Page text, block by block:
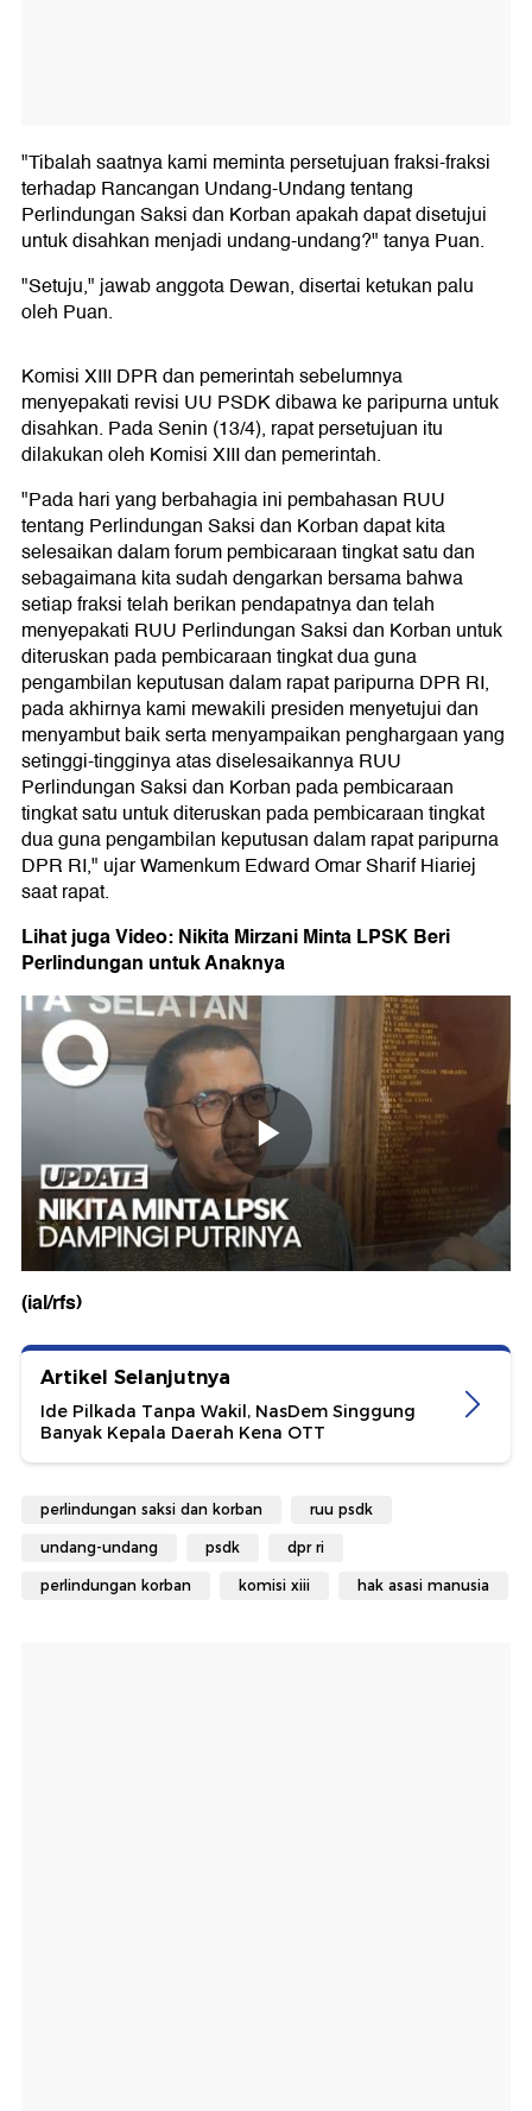
"Tibalah saatnya kami meminta persetujuan fraksi-fraksi
terhadap Rancangan Undang-Undang tentang
Perlindungan Saksi dan Korban apakah dapat disetujui
untuk disahkan menjadi undang-undang?" tanya Puan.
"Setuju," jawab anggota Dewan, disertai ketukan palu
oleh Puan.
Komisi XIII DPR dan pemerintah sebelumnya
menyepakati revisi UU PSDK dibawa ke paripurna untuk
disahkan. Pada Senin (13/4), rapat persetujuan itu
dilakukan oleh Komisi XIII dan pemerintah.
"Pada hari yang berbahagia ini pembahasan RUU
tentang Perlindungan Saksi dan Korban dapat kita
selesaikan dalam forum pembicaraan tingkat satu dan
sebagaimana kita sudah dengarkan bersama bahwa
setiap fraksi telah berikan pendapatnya dan telah
menyepakati RUU Perlindungan Saksi dan Korban untuk
diteruskan pada pembicaraan tingkat dua guna
pengambilan keputusan dalam rapat paripurna DPR RI,
pada akhirnya kami mewakili presiden menyetujui dan
menyambut baik serta menyampaikan penghargaan yang
setinggi-tingginya atas diselesaikannya RUU
Perlindungan Saksi dan Korban pada pembicaraan
tingkat satu untuk diteruskan pada pembicaraan tingkat
dua guna pengambilan keputusan dalam rapat paripurna
DPR RI," ujar Wamenkum Edward Omar Sharif Hiariej
saat rapat.
Lihat juga Video: Nikita Mirzani Minta LPSK Beri
Perlindungan untuk Anaknya
(ial/rfs)
Artikel Selanjutnya
Ide Pilkada Tanpa Wakil, NasDem Singgung
Banyak Kepala Daerah Kena OTT
perlindungan saksi dan korban ruu psdk
undang-undang psdk dpr ri
perlindungan korban komisi xiii hak asasi manusia